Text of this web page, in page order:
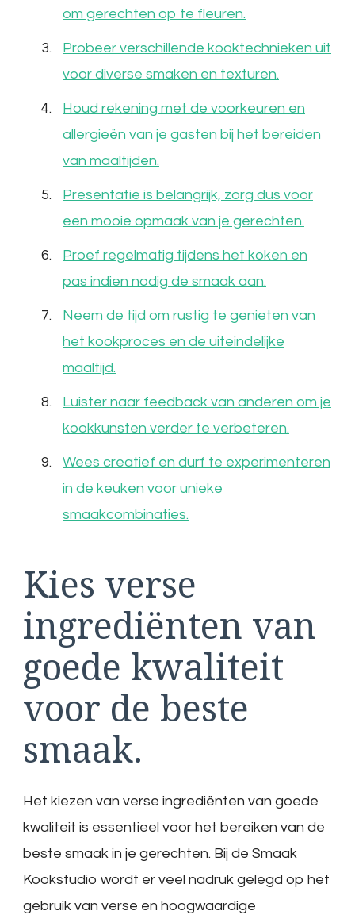
om gerechten op te fleuren.
Probeer verschillende kooktechnieken uit
voor diverse smaken en texturen.
Houd rekening met de voorkeuren en
allergieën van je gasten bij het bereiden
van maaltijden.
Presentatie is belangrijk, zorg dus voor
een mooie opmaak van je gerechten.
Proef regelmatig tijdens het koken en
pas indien nodig de smaak aan.
Neem de tijd om rustig te genieten van
het kookproces en de uiteindelijke
maaltijd.
Luister naar feedback van anderen om je
kookkunsten verder te verbeteren.
Wees creatief en durf te experimenteren
in de keuken voor unieke
smaakcombinaties.
Kies verse
ingrediënten van
goede kwaliteit
voor de beste
smaak.
Het kiezen van verse ingrediënten van goede
kwaliteit is essentieel voor het bereiken van de
beste smaak in je gerechten. Bij de Smaak
Kookstudio wordt er veel nadruk gelegd op het
gebruik van verse en hoogwaardige